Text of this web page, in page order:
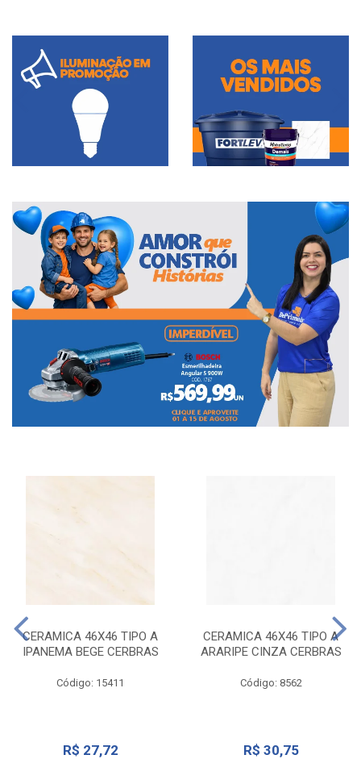
CERAMICA 46X46 TIPO A
IPANEMA BEGE CERBRAS
Código: 15411
R$ 27,72
CERAMICA 46X46 TIPO A
ARARIPE CINZA CERBRAS
Código: 8562
R$ 30,75